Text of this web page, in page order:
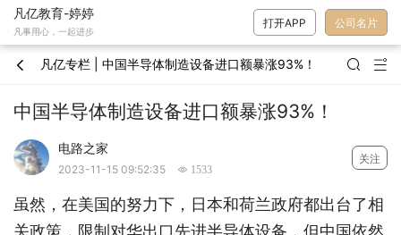
凡亿教育-婷婷
凡事用心，一起进步
打开APP 公司名片
 凡亿专栏 | 中国半导体制造设备进口额暴涨93%！  
中国半导体制造设备进口额暴涨93%！
电路之家
2023-11-15 09:52:35  1533
关注
虽然，在美国的努力下，日本和荷兰政府都出台了相
关政策，限制对华出口先进半导体设备，但中国依然